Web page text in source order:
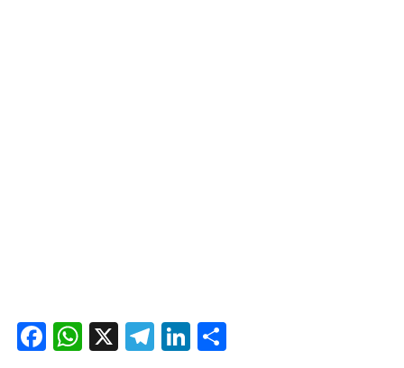
Facebook
WhatsApp
X Telegram
LinkedIn